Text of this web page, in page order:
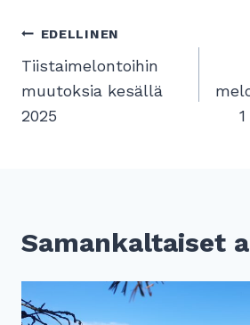
Artikkelien
selaus
EDELLINEN
Tiistaimelontoihin
muutoksia kesällä
2025
Samankaltaiset